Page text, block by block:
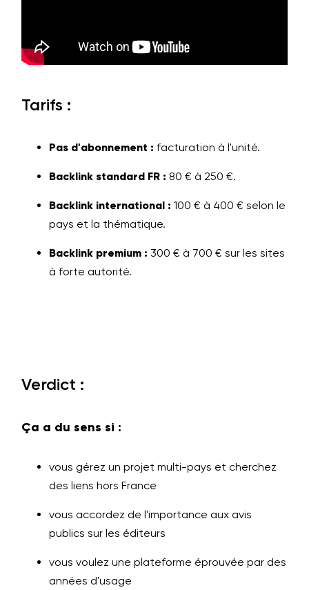
Tarifs :
Pas d'abonnement : facturation à l'unité.
Backlink standard FR : 80 € à 250 €.
Backlink international : 100 € à 400 € selon le
pays et la thématique.
Backlink premium : 300 € à 700 € sur les sites
à forte autorité.
Verdict :
Ça a du sens si :
vous gérez un projet multi-pays et cherchez
des liens hors France
vous accordez de l'importance aux avis
publics sur les éditeurs
vous voulez une plateforme éprouvée par des
années d'usage